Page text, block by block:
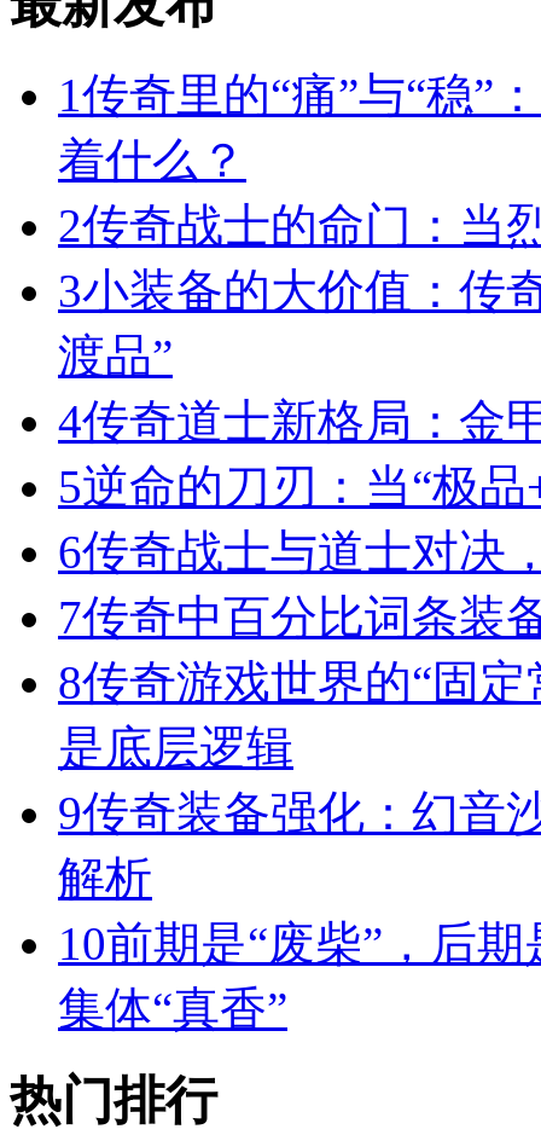
1传奇里的“痛”与“稳”
着什么？
2传奇战士的命门：当
3小装备的大价值：传
渡品”
4传奇道士新格局：金
5逆命的刀刃：当“极
6传奇战士与道士对决
7传奇中百分比词条装
8传奇游戏世界的“固
是底层逻辑
9传奇装备强化：幻音
解析
10前期是“废柴”，后
集体“真香”
热门排行